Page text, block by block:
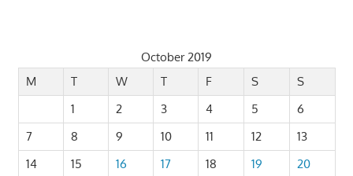
October 2019
M
T W T F S
S
1
2 3 4 5
6
7
8 9 10 11 12
13
14
15 16 17 18 19
20